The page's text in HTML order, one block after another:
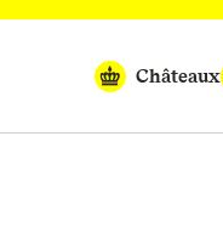
Châteaux